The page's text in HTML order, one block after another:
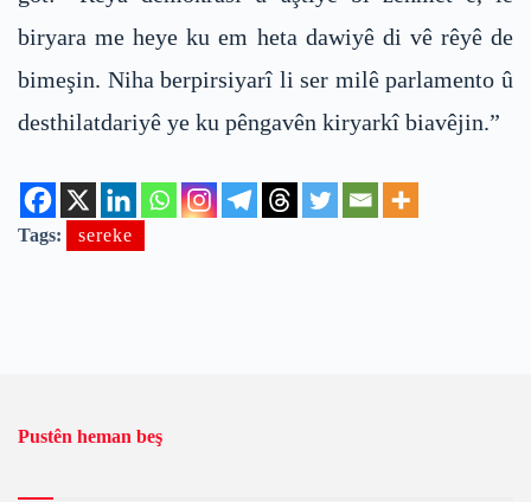
biryara me heye ku em heta dawiyê di vê rêyê de
bimeşin. Niha berpirsiyarî li ser milê parlamento û
desthilatdariyê ye ku pêngavên kiryarkî biavêjin.”
Tags: sereke
Pustên heman beş